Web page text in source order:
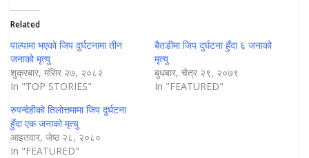
Related
पाल्पामा भएकाे जिप दुर्घटनामा तीन
जनाको मृत्यु
शुक्रबार, मंसिर २७, २०८२
In "TOP STORIES"
बैतडीमा जिप दुर्घटना हुँदा ६ जनाको
मृत्यु
बुधबार, चैत्र २९, २०७९
In "FEATURED"
रुपन्देहीको तिलोत्तमामा जिप दुर्घटना
हुँदा एक जनाको मृत्यु
आइतवार, जेष्ठ २८, २०८०
In "FEATURED"